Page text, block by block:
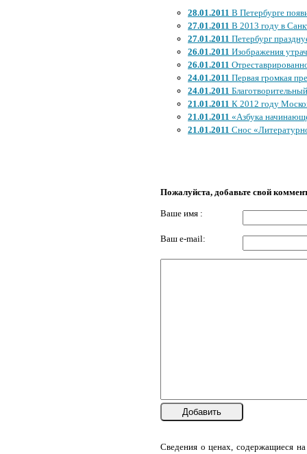
28.01.2011 В Петербурге
27.01.2011 В 2013 году в
27.01.2011 Петербург
26.01.2011 Изображения
26.01.2011
24.01.2011 Первая громкая
24.01.2011
21.01.2011 К 2012 году
21.01.2011 «Азбука
21.01.2011 Снос
Пожалуйста, добавьте свой
Ваше имя :
Ваш e-mail:
Добавить
Сведения о ценах, содержащиеся